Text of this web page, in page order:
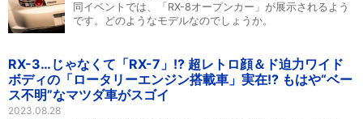
同イベントでは、「RX-8オープンカー」が展示されるよう
です。どのようなモデルなのでしょうか。
RX-3…じゃなくて「RX-7」!? 超レトロ顔＆ド迫力ワイド
ボディの「ロータリーエンジン搭載車」実在!? もはや“ベー
ス不明”なマツダ車がスゴイ
2023.08.28